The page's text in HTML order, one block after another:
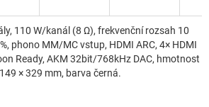
110 W/kanál (8 Ω), frekvenční rozsah 10
phono MM/MC vstup, HDMI ARC, 4× HDMI
Ready, AKM 32bit/768kHz DAC, hmotnost
× 329 mm, barva černá.